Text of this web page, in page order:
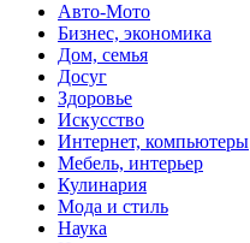
Авто-Мото
Бизнес, экономика
Дом, семья
Досуг
Здоровье
Искусство
Интернет, компьютеры
Мебель, интерьер
Кулинария
Мода и стиль
Наука